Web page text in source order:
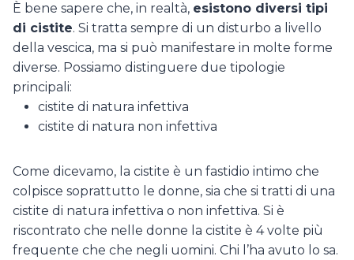
È bene sapere che, in realtà, esistono diversi tipi
di cistite. Si tratta sempre di un disturbo a livello
della vescica, ma si può manifestare in molte forme
diverse. Possiamo distinguere due tipologie
principali:
cistite di natura infettiva
cistite di natura non infettiva
Come dicevamo, la cistite è un fastidio intimo che
colpisce soprattutto le donne, sia che si tratti di una
cistite di natura infettiva o non infettiva. Si è
riscontrato che nelle donne la cistite è 4 volte più
frequente che che negli uomini. Chi l’ha avuto lo sa.